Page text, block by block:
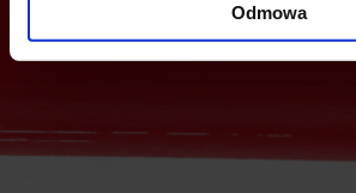
Odmowa
Zapytanie zbiorcze